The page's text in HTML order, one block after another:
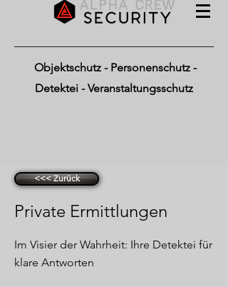
Objektschutz - Personenschutz -
Detektei - Veranstaltungsschutz
<<< Zurück
Private Ermittlungen
Im Visier der Wahrheit: Ihre Detektei für
klare Antworten